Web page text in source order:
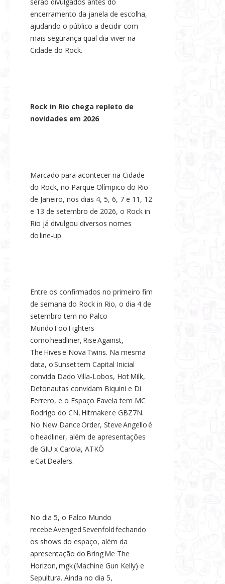
serão divulgados antes do
encerramento da janela de escolha,
ajudando o público a decidir com
mais segurança qual dia viver na
Cidade do Rock.
Rock in Rio chega repleto de
novidades em 2026
Marcado para acontecer na Cidade
do Rock, no Parque Olímpico do Rio
de Janeiro, nos dias 4, 5, 6, 7 e 11, 12
e 13 de setembro de 2026, o Rock in
Rio já divulgou diversos nomes
do line-up.
Entre os confirmados no primeiro fim
de semana do Rock in Rio, o dia 4 de
setembro tem no Palco
Mundo Foo Fighters
como headliner, Rise Against,
The Hives e Nova Twins. Na mesma
data, o Sunset tem Capital Inicial
convida Dado Villa-Lobos, Hot Milk,
Detonautas convidam Biquini e Di
Ferrero, e o Espaço Favela tem MC
Rodrigo do CN, Hitmaker e GBZ7N.
No New Dance Order, Steve Angello é
o headliner, além de apresentações
de GIU x Carola, ATKÖ
e Cat Dealers.
No dia 5, o Palco Mundo
recebe Avenged Sevenfold fechando
os shows do espaço, além da
apresentação do Bring Me The
Horizon, mgk (Machine Gun Kelly) e
Sepultura. Ainda no dia 5,